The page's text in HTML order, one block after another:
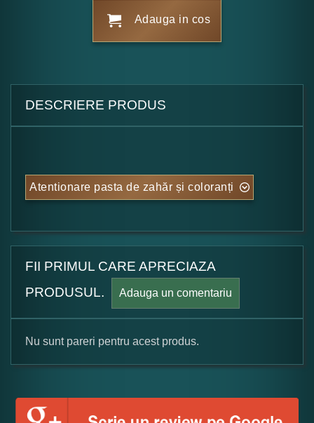
Adauga in cos
DESCRIERE PRODUS
Atentionare pasta de zahăr și coloranți
FII PRIMUL CARE APRECIAZA
PRODUSUL.
Adauga un comentariu
Formular pareri client
Numele dumneavoastra:
Nu sunt pareri pentru acest produs.